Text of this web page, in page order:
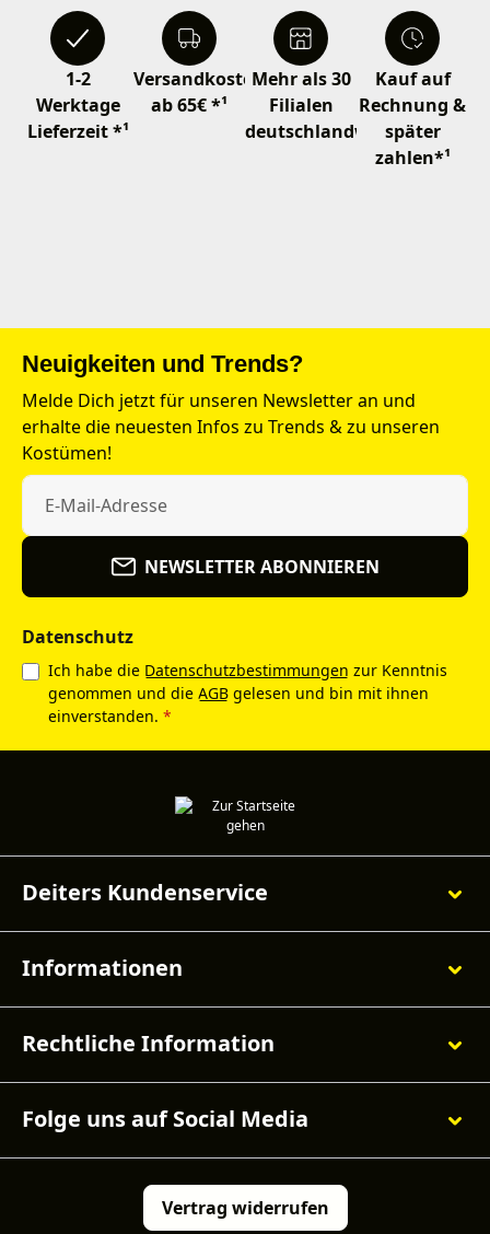
1-2
Werktage
Lieferzeit *¹
Versandkostenfrei
ab 65€ *¹
Mehr als 30
Filialen
deutschlandweit
Kauf auf
Rechnung &
später
zahlen*¹
Neuigkeiten und Trends?
Melde Dich jetzt für unseren Newsletter an und
erhalte die neuesten Infos zu Trends & zu unseren
Kostümen!
NEWSLETTER ABONNIEREN
Datenschutz
Ich habe die Datenschutzbestimmungen zur Kenntnis
genommen und die AGB gelesen und bin mit ihnen
einverstanden. *
Deiters Kundenservice
Informationen
Rechtliche Information
Folge uns auf Social Media
Vertrag widerrufen